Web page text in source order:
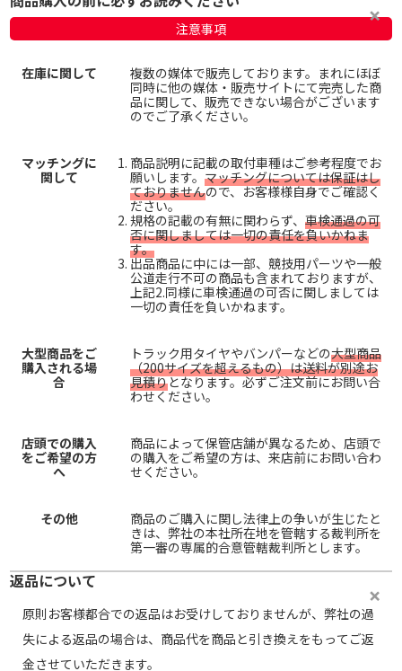
注意事項
在庫に関して
複数の媒体で販売しております。まれにほぼ
同時に他の媒体・販売サイトにて完売した商
品に関して、販売できない場合がございます
のでご了承ください。
マッチングに
関して
商品説明に記載の取付車種はご参考程度でお
願いします。 マッチングについては保証はし
ておりませんので、お客様様自身でご確認く
ださい。
規格の記載の有無に関わらず、 車検通過の可
否に関しましては一切の責任を負いかねま
す。
出品商品に中には一部、競技用パーツや一般
公道走行不可の商品も含まれておりますが、
上記2.同様に車検通過の可否に関しましては
一切の責任を負いかねます。
大型商品をご
購入される場
合
トラック用タイヤやバンパーなどの大型商品
（200サイズを超えるもの）は送料が別途お
見積りとなります。必ずご注文前にお問い合
わせください。
店頭での購入
をご希望の方
へ
商品によって保管店舗が異なるため、店頭で
の購入をご希望の方は、来店前にお問い合わ
せください。
その他
商品のご購入に関し法律上の争いが生じたと
きは、弊社の本社所在地を管轄する裁判所を
第一審の専属的合意管轄裁判所とします。
返品について
原則お客様都合での返品はお受けしておりませんが、弊社の過
失による返品の場合は、商品代を商品と引き換えをもってご返
金させていただきます。